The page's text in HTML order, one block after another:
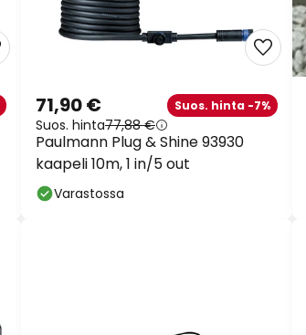
Paulmann Plug & Shine 93930
kaapeli 10m, 1 in/5 out
71,90 € Suos. hinta -7%
Suos. hinta77,88 €
Varastossa